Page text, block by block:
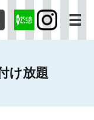
メ
け放題